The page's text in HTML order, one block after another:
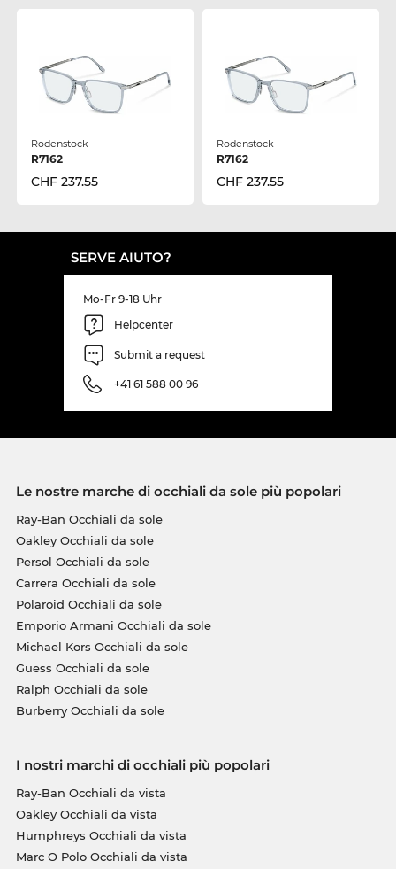
Rodenstock
R7162
CHF 237.55
Rodenstock
R7162
CHF 237.55
SERVE AIUTO?
Mo-Fr 9-18 Uhr
Helpcenter
Submit a request
+41 61 588 00 96
Le nostre marche di occhiali da sole più popolari
Ray-Ban Occhiali da sole
Oakley Occhiali da sole
Persol Occhiali da sole
Carrera Occhiali da sole
Polaroid Occhiali da sole
Emporio Armani Occhiali da sole
Michael Kors Occhiali da sole
Guess Occhiali da sole
Ralph Occhiali da sole
Burberry Occhiali da sole
I nostri marchi di occhiali più popolari
Ray-Ban Occhiali da vista
Oakley Occhiali da vista
Humphreys Occhiali da vista
Marc O Polo Occhiali da vista